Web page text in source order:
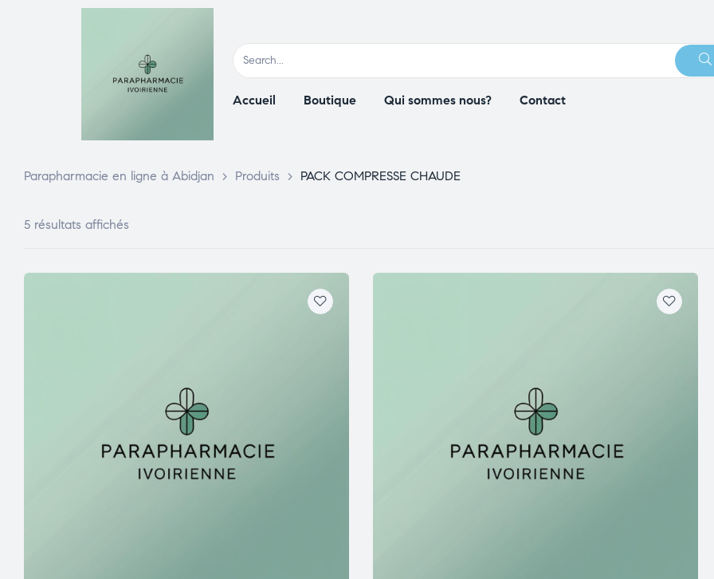
Accueil Boutique Qui sommes nous? Contact
Parapharmacie en ligne à Abidjan > Produits > PACK COMPRESSE CHAUDE
5 résultats affichés